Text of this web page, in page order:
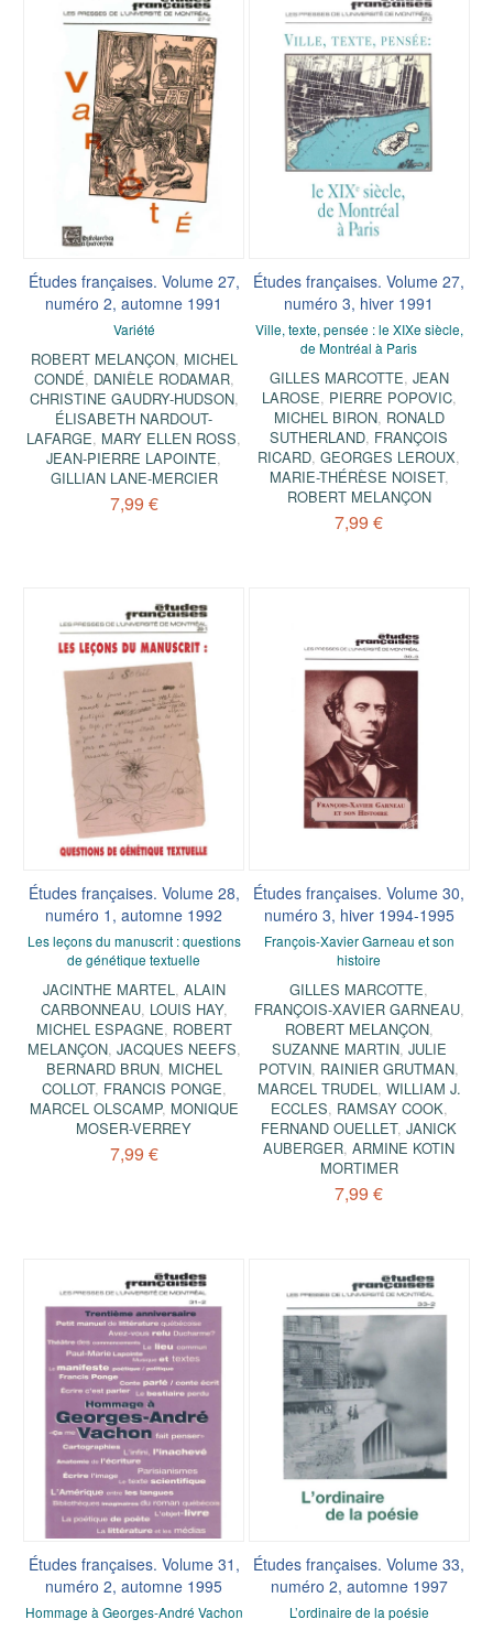
Études françaises. Volume 27,
numéro 2, automne 1991
Variété
ROBERT MELANÇON, MICHEL
CONDÉ, DANIÈLE RODAMAR,
CHRISTINE GAUDRY-HUDSON,
ÉLISABETH NARDOUT-
LAFARGE, MARY ELLEN ROSS,
JEAN-PIERRE LAPOINTE,
GILLIAN LANE-MERCIER
7,99 €
Études françaises. Volume 27,
numéro 3, hiver 1991
Ville, texte, pensée : le XIXe siècle,
de Montréal à Paris
GILLES MARCOTTE, JEAN
LAROSE, PIERRE POPOVIC,
MICHEL BIRON, RONALD
SUTHERLAND, FRANÇOIS
RICARD,GEORGES LEROUX,
MARIE-THÉRÈSE NOISET,
ROBERT MELANÇON
7,99 €
Études françaises. Volume 28,
numéro 1, automne 1992
Les leçons du manuscrit : questions
de génétique textuelle
JACINTHE MARTEL, ALAIN
CARBONNEAU, LOUIS HAY,
MICHEL ESPAGNE, ROBERT
MELANÇON, JACQUES NEEFS,
BERNARD BRUN, MICHEL
COLLOT, FRANCIS PONGE,
MARCEL OLSCAMP, MONIQUE
MOSER-VERREY
7,99 €
Études françaises. Volume 30,
numéro 3, hiver 1994-1995
François-Xavier Garneau et son
histoire
GILLES MARCOTTE,
FRANÇOIS-XAVIER GARNEAU,
ROBERT MELANÇON,
SUZANNE MARTIN, JULIE
POTVIN, RAINIER GRUTMAN,
MARCEL TRUDEL, WILLIAM J.
ECCLES, RAMSAY COOK,
FERNAND OUELLET,JANICK
AUBERGER,ARMINE KOTIN
MORTIMER
7,99 €
Études françaises. Volume 31,
numéro 2, automne 1995
Hommage à Georges-André Vachon
Études françaises. Volume 33,
numéro 2, automne 1997
L’ordinaire de la poésie